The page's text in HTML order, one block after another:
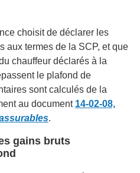
choisit de déclarer les
aux termes de la SCP, et que
chauffeur déclarés à la
le plafond de
sont calculés de la
au document 14-02-08,
.
gains bruts